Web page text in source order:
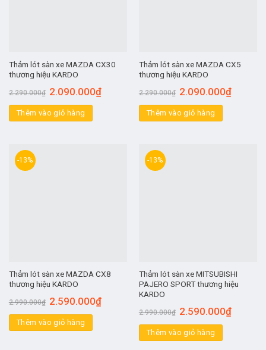
Thảm lót sàn xe MAZDA CX30
thương hiệu KARDO
2.290.000₫ 2.090.000₫
Thêm vào giỏ hàng
Thảm lót sàn xe MAZDA CX5
thương hiệu KARDO
2.290.000₫ 2.090.000₫
Thêm vào giỏ hàng
-13%
Thảm lót sàn xe MAZDA CX8
thương hiệu KARDO
2.990.000₫ 2.590.000₫
Thêm vào giỏ hàng
-13%
Thảm lót sàn xe MITSUBISHI
PAJERO SPORT thương hiệu
KARDO
2.990.000₫ 2.590.000₫
Thêm vào giỏ hàng